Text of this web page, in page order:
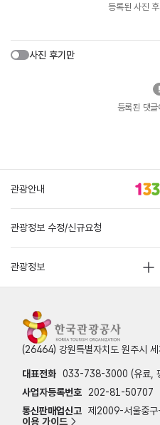
등록된 사진
사진 후기만
등록된 댓
관광안내
관광정보 수정/신규요청
관광정보
(26464) 강원특별자치도 원주시
대표전화 033-738-3000 (유료,
사업자등록번호
202-81-50707
통신판매업신고 제2009-서울중
이용 가이드